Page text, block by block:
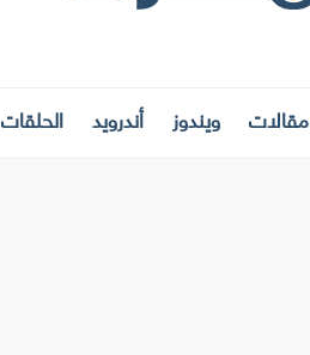
مقالات ويندوز أندرويد الحلقات